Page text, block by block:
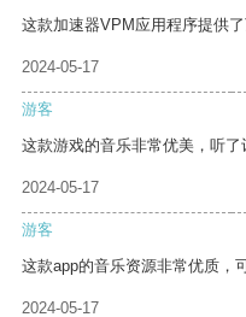
这款加速器VPM应用程序提供
2024-05-17
游客
这款游戏的音乐非常优美，听了
2024-05-17
游客
这款app的音乐资源非常优质，
2024-05-17